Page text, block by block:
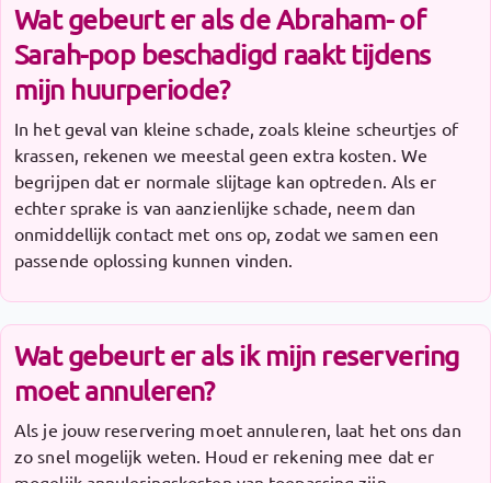
Wat gebeurt er als de Abraham- of
Sarah-pop beschadigd raakt tijdens
mijn huurperiode?
In het geval van kleine schade, zoals kleine scheurtjes of
krassen, rekenen we meestal geen extra kosten. We
begrijpen dat er normale slijtage kan optreden. Als er
echter sprake is van aanzienlijke schade, neem dan
onmiddellijk contact met ons op, zodat we samen een
passende oplossing kunnen vinden.
Wat gebeurt er als ik mijn reservering
moet annuleren?
Als je jouw reservering moet annuleren, laat het ons dan
zo snel mogelijk weten. Houd er rekening mee dat er